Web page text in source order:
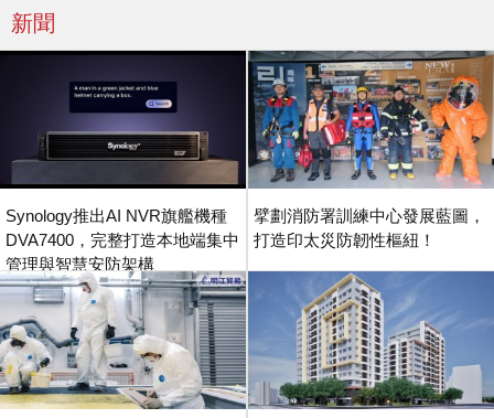
新聞
Synology推出AI NVR旗艦機種
DVA7400，完整打造本地端集中
管理與智慧安防架構
擘劃消防署訓練中心發展藍圖，
打造印太災防韌性樞紐！